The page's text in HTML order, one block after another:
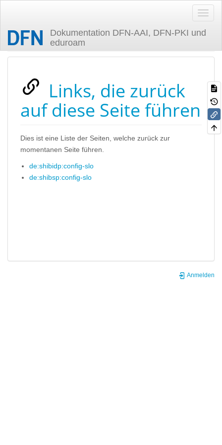
Dokumentation DFN-AAI, DFN-PKI und
eduroam
Zuletzt angesehen
Links, die zurück
auf diese Seite führen
Dies ist eine Liste der Seiten, welche zurück zur
momentanen Seite führen.
de:shibidp:config-slo
de:shibsp:config-slo
Anmelden